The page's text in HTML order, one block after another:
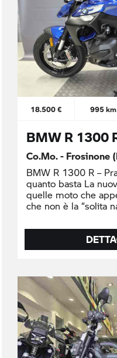
18.500 € 995 km
BMW R 1300
Co.Mo. - Frosinone
BMW R 1300 R –
quanto basta La
quelle moto che
che non è la “solita